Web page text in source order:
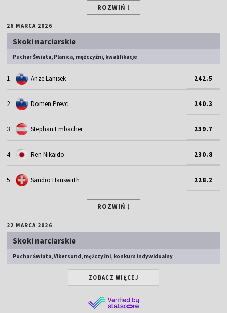
ROZWIŃ
26 MARCA 2026
Skoki narciarskie
Puchar Świata, Planica, mężczyźni, kwalifikacje
1 Anze Lanisek 242.5
2 Domen Prevc 240.3
3 Stephan Embacher 239.7
4 Ren Nikaido 230.8
5 Sandro Hauswirth 228.2
ROZWIŃ
22 MARCA 2026
Skoki narciarskie
Puchar Świata, Vikersund, mężczyźni, konkurs indywidualny
ZOBACZ WIĘCEJ